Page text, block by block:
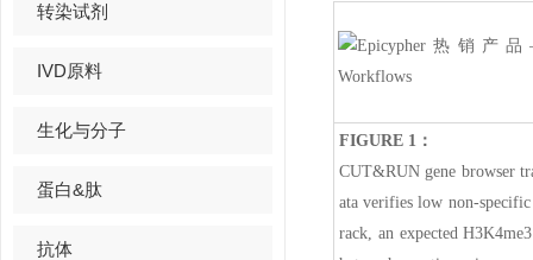
转染试剂
IVD原料
生化与分子
蛋白&肽
抗体
FIGURE 1：
CUT&RUN gene browser
ata verifies low non-
rack, an expected